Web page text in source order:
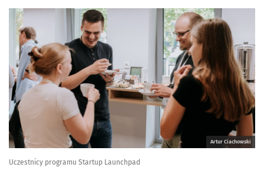
Artur Ciachowski
Uczestnicy programu Startup Launchpad